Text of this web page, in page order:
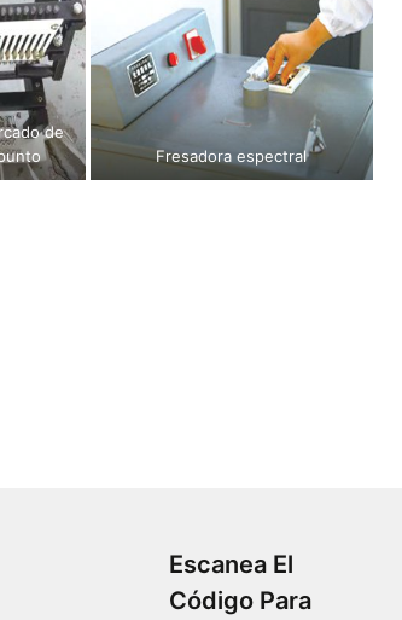
de
Fresadora espectral
Escanea El
Código Para